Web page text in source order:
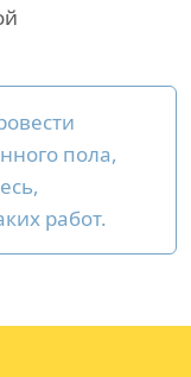
пола,
работ.